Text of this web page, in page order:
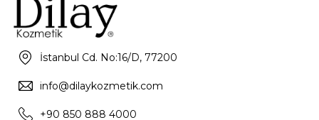
İstanbul Cd. No:16/D, 77200
info@dilaykozmetik.com
+90 850 888 4000